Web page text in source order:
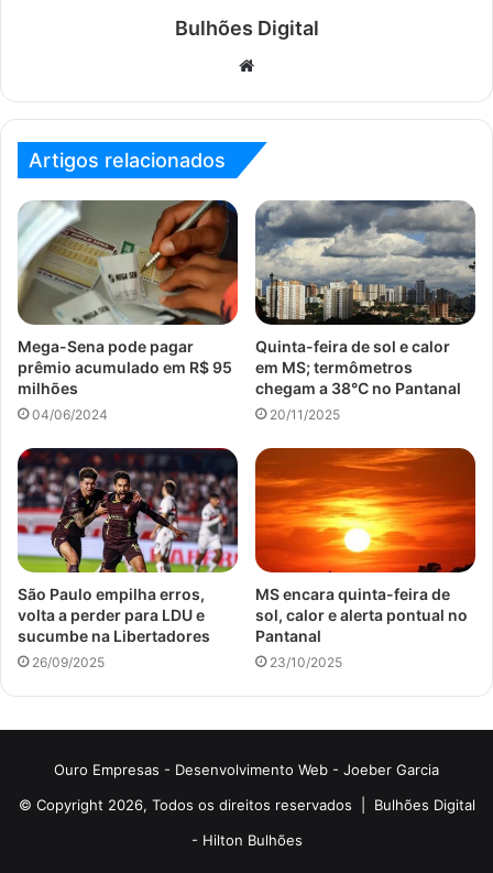
Bulhões Digital
Website
Artigos relacionados
Mega-Sena pode pagar
prêmio acumulado em R$ 95
milhões
04/06/2024
Quinta-feira de sol e calor
em MS; termômetros
chegam a 38°C no Pantanal
20/11/2025
São Paulo empilha erros,
volta a perder para LDU e
sucumbe na Libertadores
26/09/2025
MS encara quinta-feira de
sol, calor e alerta pontual no
Pantanal
23/10/2025
Ouro Empresas - Desenvolvimento Web - Joeber Garcia
© Copyright 2026, Todos os direitos reservados | Bulhões Digital
- Hilton Bulhões